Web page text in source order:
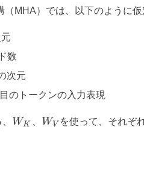
（MHA）では、以下のように仮
数
次元
目のトークンの入力表現
W_K
WK W_V
WV を使って、それぞ